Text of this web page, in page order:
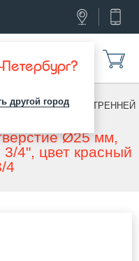
другой город
РЕЗЬБЫ /ДЛЯ ВНУТРЕННЕЙ
Ø25 мм,
4", цвет красный
4